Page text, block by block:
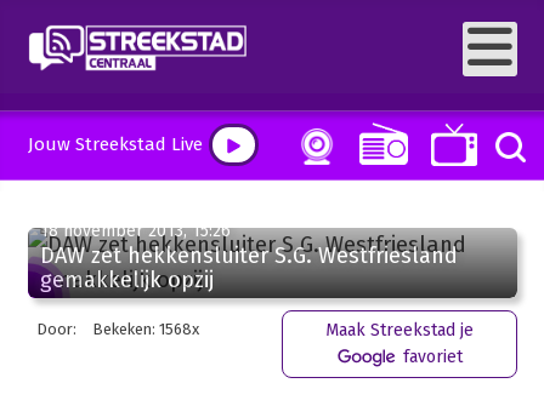
Jouw Streekstad Live
18 november 2013, 15:26
DAW zet hekkensluiter S.G. Westfriesland
gemakkelijk opzij
Door: Bekeken: 1568x
Maak Streekstad je
favoriet